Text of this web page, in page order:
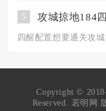
5 攻城掠地184
Copyright ©
Reserved. 若明网